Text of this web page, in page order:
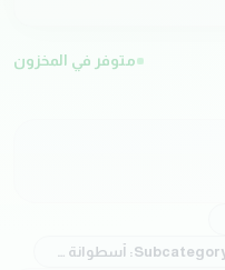
متوفر في المخزون
أسطوانة و ديسك و بلية